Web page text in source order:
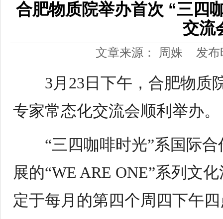
合肥物质院举办首次 “三四
交流
文章来源： 周姝 发布
3月 23 日下午，合肥物质
专家常态化交流会顺利举办。
“三四咖啡时光”系国际
展的“WE ARE ONE”系列文
定于每月的第四个周四下午